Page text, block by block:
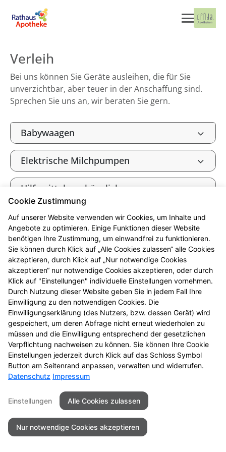
Verleih
Bei uns können Sie Geräte ausleihen, die für Sie
unverzichtbar, aber teuer in der Anschaffung sind.
Sprechen Sie uns an, wir beraten Sie gern.
Babywaagen
Elektrische Milchpumpen
Hilfsmittel zur häuslichen
Krankenpflege
Inhalationsgeräte
TENS-Schmerzgeräte
Seitenübersicht Kontakt
Impressum
Datenschutz
Barrierefreiheit
© 2026 Rathaus Apotheke
Cookie Zustimmung
Auf unserer Website verwenden wir Cookies, um Inhalte und
Angebote zu optimieren. Einige Funktionen dieser Website
benötigen Ihre Zustimmung, um einwandfrei zu funktionieren.
Sie können durch Klick auf „Alle Cookies zulassen“ alle Cookies
akzeptieren, durch Klick auf „Nur notwendige Cookies
akzeptieren“ nur notwendige Cookies akzeptieren, oder durch
Klick auf "Einstellungen" individuelle Einstellungen vornehmen.
Durch Nutzung dieser Website geben Sie in jedem Fall Ihre
Einwilligung zu den notwendigen Cookies. Die
Einwilligungserklärung (des Nutzers, bzw. dessen Gerät) wird
gespeichert, um deren Abfrage nicht erneut wiederholen zu
müssen und die Einwilligung entsprechend der gesetzlichen
Verpflichtung nachweisen zu können. Sie können Ihre Cookie
Einstellungen jederzeit durch Klick auf das Schloss Symbol
Button am Seitenrand anpassen, verwalten und widerrufen.
Datenschutz Impressum
Einstellungen Alle Cookies zulassen
Nur notwendige Cookies akzeptieren